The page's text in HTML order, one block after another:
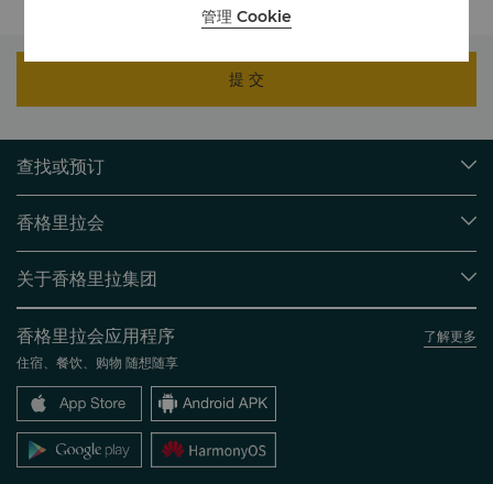
提 交
查找或预订
查找预订
餐厅与酒吧
香格里拉会
加入香格里拉会
常见问题
联络我们
关于香格里拉集团
我们的酒店品牌
香格里拉中心
香格里拉公寓
联系方式
职业发展
企业社会责任
新闻稿
香格里拉会应用程序
了解更多
住宿、餐饮、购物 随想随享
管理 Cookie